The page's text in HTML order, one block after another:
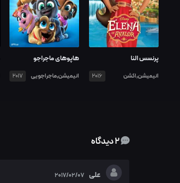
پرنسس النا
انیمیشن,اکشن 2016
هاپوهای ماجراجو
انیمیشن,ماجراجویی 2017
2 دیدگاه
علی 2017/02/07